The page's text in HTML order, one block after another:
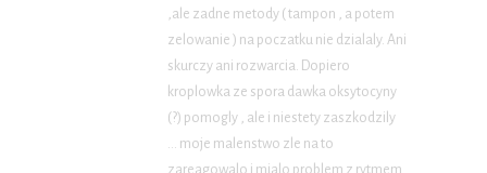
,ale zadne metody ( tampon , a potem
zelowanie ) na poczatku nie dzialaly. Ani
skurczy ani rozwarcia. Dopiero
kroplowka ze spora dawka oksytocyny
(?) pomogly , ale i niestety zaszkodzily
… moje malenstwo zle na to
zareagowalo i mialo problem z rytmem